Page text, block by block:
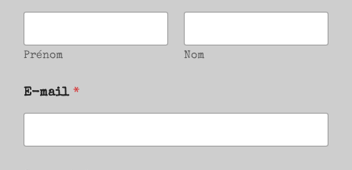
Prénom Nom
E-mail *